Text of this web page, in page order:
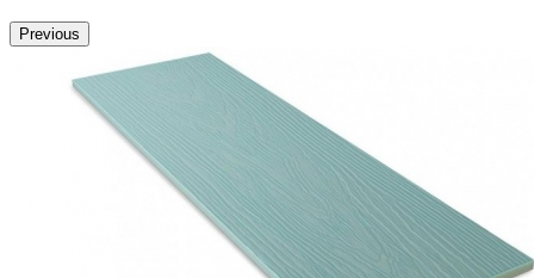
Previous